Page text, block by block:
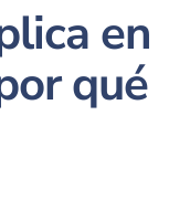
en
qué